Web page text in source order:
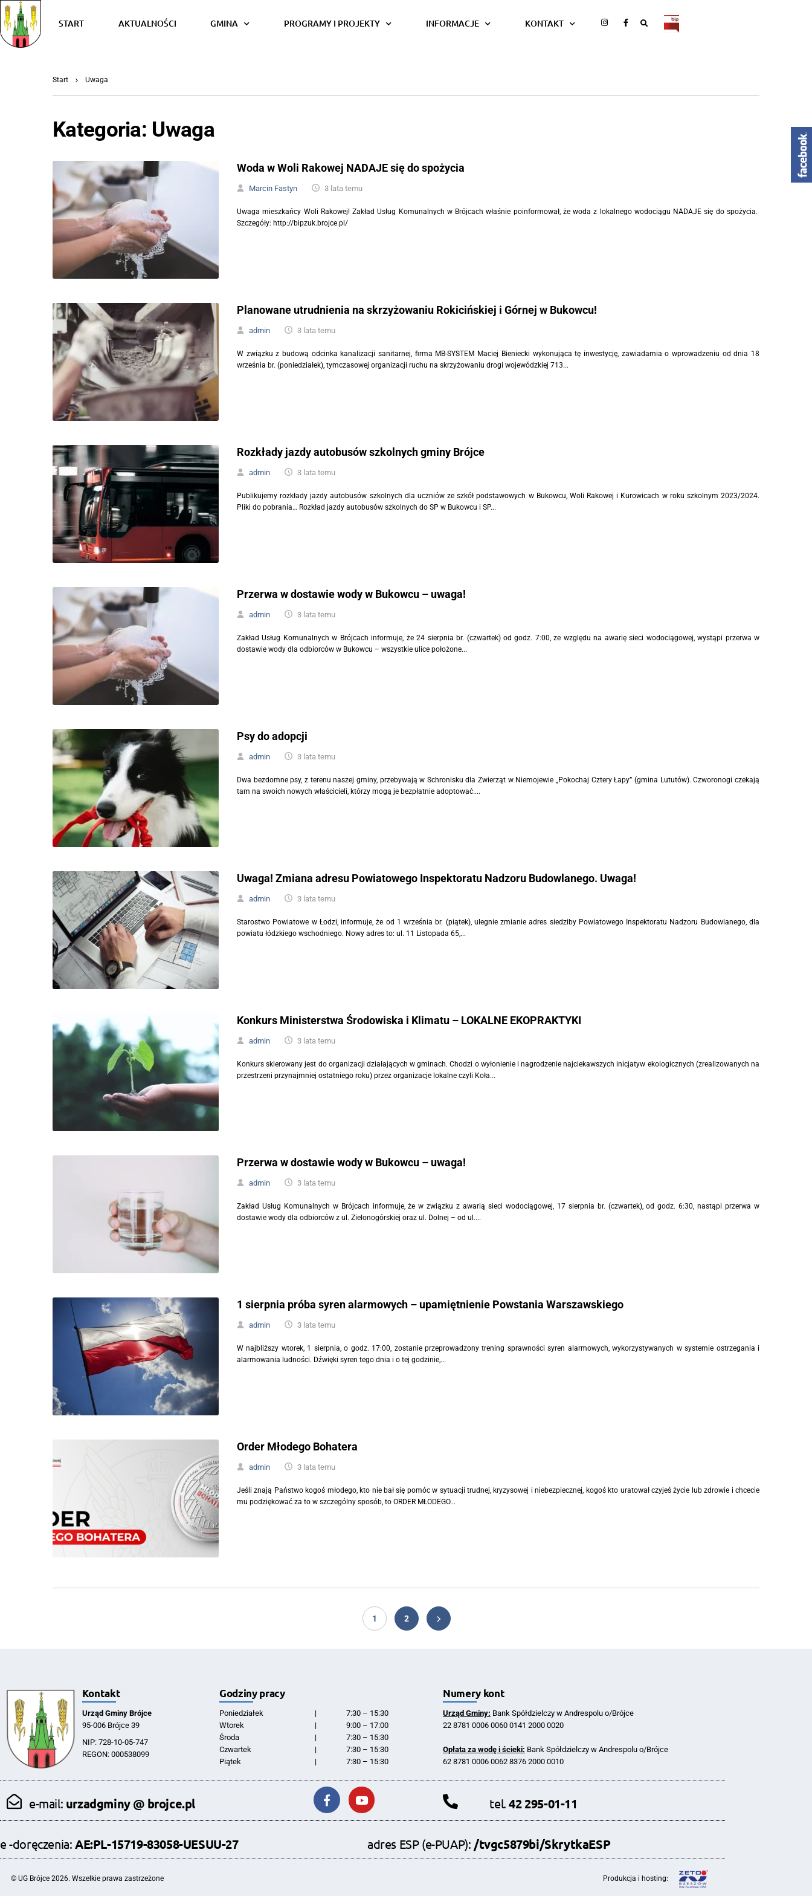
START AKTUALNOŚCI GMINA PROGRAMY I PROJEKTY INFORMACJE KONTAKT
Start Uwaga
Kategoria: Uwaga
Woda w Woli Rakowej NADAJE się do spożycia
Marcin Fastyn 3 lata temu
Uwaga mieszkańcy Woli Rakowej! Zakład Usług Komunalnych w Brójcach właśnie poinformował, że woda z lokalnego wodociągu NADAJE się do spożycia.
Szczegóły: http://bipzuk.brojce.pl/
Planowane utrudnienia na skrzyżowaniu Rokicińskiej i Górnej w Bukowcu!
admin 3 lata temu
W związku z budową odcinka kanalizacji sanitarnej, firma MB-SYSTEM Maciej Bieniecki wykonująca tę inwestycję, zawiadamia o wprowadzeniu od dnia 18
września br. (poniedziałek), tymczasowej organizacji ruchu na skrzyżowaniu drogi wojewódzkiej 713...
Rozkłady jazdy autobusów szkolnych gminy Brójce
admin 3 lata temu
Publikujemy rozkłady jazdy autobusów szkolnych dla uczniów ze szkół podstawowych w Bukowcu, Woli Rakowej i Kurowicach w roku szkolnym 2023/2024.
Pliki do pobrania… Rozkład jazdy autobusów szkolnych do SP w Bukowcu i SP...
Przerwa w dostawie wody w Bukowcu – uwaga!
admin 3 lata temu
Zakład Usług Komunalnych w Brójcach informuje, że 24 sierpnia br. (czwartek) od godz. 7:00, ze względu na awarię sieci wodociągowej, wystąpi przerwa w
dostawie wody dla odbiorców w Bukowcu – wszystkie ulice położone...
Psy do adopcji
admin 3 lata temu
Dwa bezdomne psy, z terenu naszej gminy, przebywają w Schronisku dla Zwierząt w Niemojewie „Pokochaj Cztery Łapy” (gmina Lututów). Czworonogi czekają
tam na swoich nowych właścicieli, którzy mogą je bezpłatnie adoptować....
Uwaga! Zmiana adresu Powiatowego Inspektoratu Nadzoru Budowlanego. Uwaga!
admin 3 lata temu
Starostwo Powiatowe w Łodzi, informuje, że od 1 września br. (piątek), ulegnie zmianie adres siedziby Powiatowego Inspektoratu Nadzoru Budowlanego, dla
powiatu łódzkiego wschodniego. Nowy adres to: ul. 11 Listopada 65,...
Konkurs Ministerstwa Środowiska i Klimatu – LOKALNE EKOPRAKTYKI
admin 3 lata temu
Konkurs skierowany jest do organizacji działających w gminach. Chodzi o wyłonienie i nagrodzenie najciekawszych inicjatyw ekologicznych (zrealizowanych na
przestrzeni przynajmniej ostatniego roku) przez organizacje lokalne czyli Koła...
Przerwa w dostawie wody w Bukowcu – uwaga!
admin 3 lata temu
Zakład Usług Komunalnych w Brójcach informuje, że w związku z awarią sieci wodociągowej, 17 sierpnia br. (czwartek), od godz. 6:30, nastąpi przerwa w
dostawie wody dla odbiorców z ul. Zielonogórskiej oraz ul. Dolnej – od ul....
1 sierpnia próba syren alarmowych – upamiętnienie Powstania Warszawskiego
admin 3 lata temu
W najbliższy wtorek, 1 sierpnia, o godz. 17:00, zostanie przeprowadzony trening sprawności syren alarmowych, wykorzystywanych w systemie ostrzegania i
alarmowania ludności. Dźwięki syren tego dnia i o tej godzinie,...
Order Młodego Bohatera
admin 3 lata temu
Jeśli znają Państwo kogoś młodego, kto nie bał się pomóc w sytuacji trudnej, kryzysowej i niebezpiecznej, kogoś kto uratował czyjeś życie lub zdrowie i chcecie
mu podziękować za to w szczególny sposób, to ORDER MŁODEGO...
1 2
Kontakt
Urząd Gminy Brójce
95-006 Brójce 39
NIP: 728-10-05-747
REGON: 000538099
Godziny pracy
Poniedziałek |
7:30 – 15:30
Wtorek
|
9:00 – 17:00
Środa
|
7:30 – 15:30
Czwartek
|
7:30 – 15:30
Piątek
| 7:30 – 15:30
Numery kont
Urząd Gminy: Bank Spółdzielczy w Andrespolu o/Brójce
22 8781 0006 0060 0141 2000 0020
Opłata za wodę i ścieki: Bank Spółdzielczy w Andrespolu o/Brójce
62 8781 0006 0062 8376 2000 0010
e-mail: urzadgminy @ brojce.pl tel.42 295-01-11
e -doręczenia: AE:PL-15719-83058-UESUU-27 adres ESP (e-PUAP): /tvgc5879bi/SkrytkaESP
© UG Brójce 2026. Wszelkie prawa zastrzeżone Produkcja i hosting: